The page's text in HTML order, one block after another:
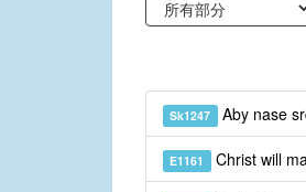
Sk1247 Aby nase
E1161 Christ will